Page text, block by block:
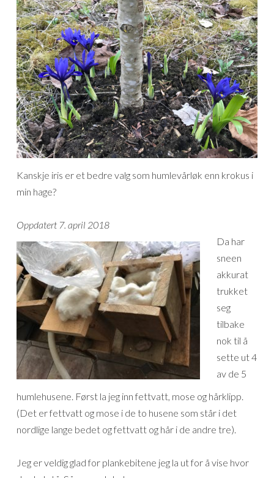
Kanskje iris er et bedre valg som humlevårløk enn krokus i
min hage?
Oppdatert 7. april 2018
Da har
sneen
akkurat
trukket
seg
tilbake
nok til å
sette ut 4
av de 5
humlehusene. Først la jeg inn fettvatt, mose og hårklipp.
(Det er fettvatt og mose i de to husene som står i det
nordlige lange bedet og fettvatt og hår i de andre tre).
Jeg er veldig glad for plankebitene jeg la ut for å vise hvor